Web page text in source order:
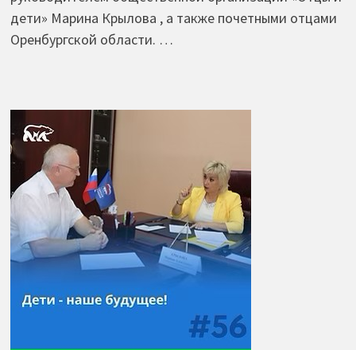
дети» Марина Крылова , а также почетными отцами
Оренбургской области. …